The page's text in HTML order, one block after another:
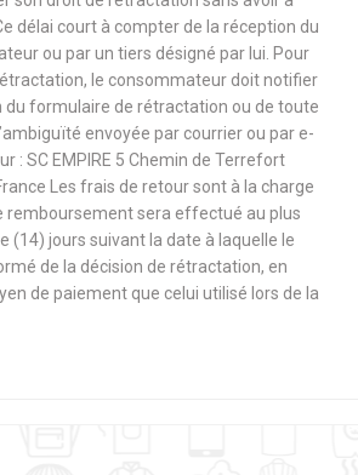
délai court à compter de la réception du
ou par un tiers désigné par lui. Pour
le consommateur doit notifier
du formulaire de rétractation ou de toute
envoyée par courrier ou par e-
: SC EMPIRE 5 Chemin de Terrefort
Les frais de retour sont à la charge
remboursement sera effectué au plus
(14) jours suivant la date à laquelle le
de la décision de rétractation, en
de paiement que celui utilisé lors de la